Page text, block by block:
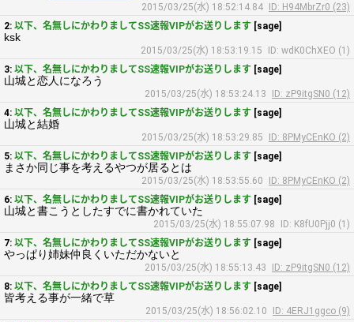
2015/03/25(水) 18:52:14.84
ID: H94MbrZr0 (23)
2: 以下、名無しにかわりましてSS速報VIPがお送りします [sage]
ksk
2015/03/25(水) 18:53:19.15
ID: wdK0ChXEO (1)
3: 以下、名無しにかわりましてSS速報VIPがお送りします [sage]
山城と恋人になろう
2015/03/25(水) 18:53:24.13
ID: zP9itgSN0 (12)
4: 以下、名無しにかわりましてSS速報VIPがお送りします [sage]
山城と結婚
2015/03/25(水) 18:53:29.85
ID: 8PMyCEnKO (2)
5: 以下、名無しにかわりましてSS速報VIPがお送りします [sage]
まさか同じ事を考えるやつが居るとは
2015/03/25(水) 18:53:55.60
ID: 8PMyCEnKO (2)
6: 以下、名無しにかわりましてSS速報VIPがお送りします [sage]
山城と書こうとしたすでに書かれていた
2015/03/25(水) 18:55:07.98
ID: K8fU0Pjj0 (1)
7: 以下、名無しにかわりましてSS速報VIPがお送りします [sage]
やっぱり姉妹仲良くいただかないと
2015/03/25(水) 18:55:13.43
ID: zP9itgSN0 (12)
8: 以下、名無しにかわりましてSS速報VIPがお送りします [sage]
皆考える事が一緒で草
2015/03/25(水) 18:56:02.10
ID: 4ERJ1ggco (9)